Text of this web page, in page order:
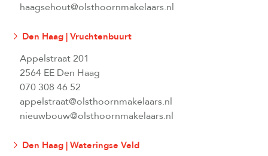
haagsehout@olsthoornmakelaars.nl
Den Haag | Vruchtenbuurt
Appelstraat 201
2564 EE Den Haag
070 308 46 52
appelstraat@olsthoornmakelaars.nl
nieuwbouw@olsthoornmakelaars.nl
Den Haag | Wateringse Veld